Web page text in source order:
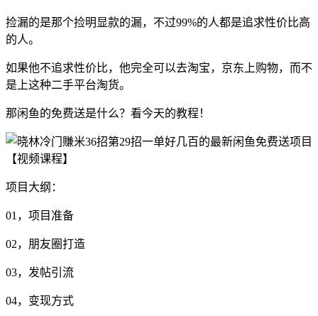
捡漏的是那个捡明显款的漏，不过99%的人都是追求性价比高
的人。
如果他不追求性价比，他完全可以去淘宝，京东上购物，而不
是上这种二手平台淘货。
那闲鱼的免费送是什么？看今天的教程！
项目大纲：
01，项目准备
02，朋友圈打造
03，发帖引流
04，变现方式